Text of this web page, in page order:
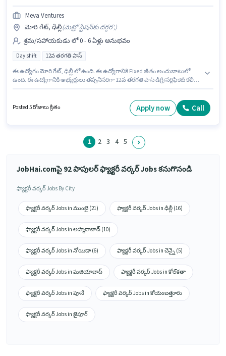
Meva Ventures
మోరి గేట్, ఢిల్లీ(మెట్రో స్టేషన్‌కు దగ్గర',)
శ్రమ/సహాయకుడు లో 0 - 6 ఏళ్లు అనుభవం
Day shift 12వ తరగతి పాస్
ఈ ఉద్యోగం మోరి గేట్, ఢిల్లీ లో ఉంది. ఈ ఉద్యోగానికి Fixed జీతం అందుబాటులో
ఉంది. ఈ ఉద్యోగానికి అభ్యర్థులు తప్పనిసరిగా 12వ తరగతి పాస్ డిగ్రీ/సర్టిఫికెట్ కలిగి
ఉద్యోగానికి క్రియాశీలకంగా నియామకం జరుగుతోంది. ఈ ఉద్యోగం 0 - 6 ఏళ్లు
సంవత్సరాల అనుభవం ఉన్న వారికి కోసం అనుకూలంగా ఉంటుంది. మీరు నెలకు
Posted 5 రోజులు క్రితం Apply now Call
1 2 3 4 5
JobHai.comపై 92 పాపులర్ ఫ్యాక్టరీ వర్కర్ Jobs కనుగొనండి
ఫ్యాక్టరీ వర్కర్ Jobs By City
ఫ్యాక్టరీ వర్కర్ Jobs in ముంబై (21) ఫ్యాక్టరీ వర్కర్ Jobs in ఢిల్లీ (16)
ఫ్యాక్టరీ వర్కర్ Jobs in అహ్మదాబాద్ (10)
ఫ్యాక్టరీ వర్కర్ Jobs in నోయిడా (6) ఫ్యాక్టరీ వర్కర్ Jobs in చెన్నై (5)
ఫ్యాక్టరీ వర్కర్ Jobs in ఘజియాబాద్ ఫ్యాక్టరీ వర్కర్ Jobs in కోల్‌కతా
ఫ్యాక్టరీ వర్కర్ Jobs in పూనే ఫ్యాక్టరీ వర్కర్ Jobs in కోయంబత్తూరు
ఫ్యాక్టరీ వర్కర్ Jobs in జైపూర్